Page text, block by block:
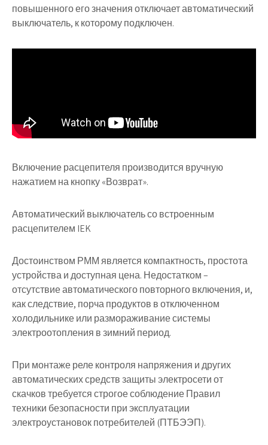
повышенного его значения отключает автоматический
выключатель, к которому подключен.
Включение расцепителя производится вручную
нажатием на кнопку «Возврат».
Автоматический выключатель со встроенным
расцепителем IEK
Достоинством РММ является компактность, простота
устройства и доступная цена. Недостатком –
отсутствие автоматического повторного включения, и,
как следствие, порча продуктов в отключенном
холодильнике или размораживание системы
электроотопления в зимний период.
При монтаже реле контроля напряжения и других
автоматических средств защиты электросети от
скачков требуется строгое соблюдение Правил
техники безопасности при эксплуатации
электроустановок потребителей (ПТБЭЭП).